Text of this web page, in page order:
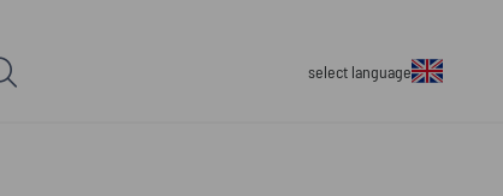
select language